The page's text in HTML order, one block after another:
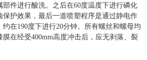
部件进行酸洗。之后在60度温度下进行磷化
保护效果，最后一道喷塑程序是通过静电作
在190度下进行20分钟。所有螺丝和螺母均
在经受400mm高度冲击后，应无剥落、裂